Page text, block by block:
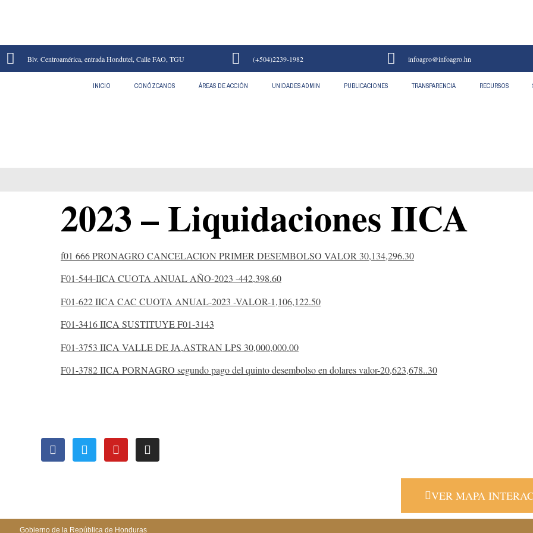
Blv. Centroamérica, entrada Hondutel, Calle FAO, TGU (+504)2239-1982 infoagro@infoagro.hn
INICIO CONÓZCANOS ÁREAS DE ACCIÓN UNIDADES ADMIN PUBLICACIONES TRANSPARENCIA RECURSOS
2023 – Liquidaciones IICA
f01 666 PRONAGRO CANCELACION PRIMER DESEMBOLSO VALOR 30,134,296.30
F01-544-IICA CUOTA ANUAL AÑO-2023 -442,398.60
F01-622 IICA CAC CUOTA ANUAL-2023 -VALOR-1,106,122.50
F01-3416 IICA SUSTITUYE F01-3143
F01-3753 IICA VALLE DE JA,ASTRAN LPS 30,000,000.00
F01-3782 IICA PORNAGRO segundo pago del quinto desembolso en dolares valor-20,623,678..30
VER MAPA
Gobierno de la República de Honduras